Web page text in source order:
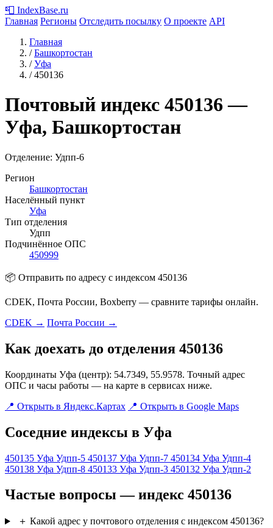
📮 IndexBase.ru
Главная Регионы Отследить посылку О проекте API
Главная
/ Башкортостан
/ Уфа
/ 450136
Почтовый индекс 450136 —
Уфа, Башкортостан
Отделение: Удпп-6
Регион
Башкортостан
Населённый пункт
Уфа
Тип отделения
Удпп
Подчинённое ОПС
450999
📦 Отправить по адресу с индексом 450136
CDEK, Почта России, Boxberry — сравните тарифы онлайн.
CDEK → Почта России →
Как доехать до отделения 450136
Координаты Уфа (центр): 54.7349, 55.9578. Точный адрес
ОПС и часы работы — на карте в сервисах ниже.
📍 Открыть в Яндекс.Картах 📍 Открыть в Google Maps
Соседние индексы в Уфа
450135 Уфа Удпп-5 450137 Уфа Удпп-7 450134 Уфа Удпп-4
450138 Уфа Удпп-8 450133 Уфа Удпп-3 450132 Уфа Удпп-2
Частые вопросы — индекс 450136
＋ Какой адрес у почтового отделения с индексом 450136?